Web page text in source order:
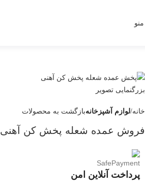
منو
بزرگنمایی تصویر
خانه لوازم آشپزخانهبازگشت به محصولات
فروش عمده شعله پخش کن آهنی
پرداخت آنلاین امن